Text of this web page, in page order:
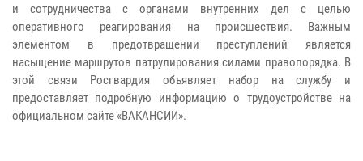
и сотрудничества с органами внутренних дел с целью
оперативного реагирования на происшествия. Важным
элементом в предотвращении преступлений является
насыщение маршрутов патрулирования силами правопорядка. В
этой связи Росгвардия объявляет набор на службу и
предоставляет подробную информацию о трудоустройстве на
официальном сайте «ВАКАНСИИ».